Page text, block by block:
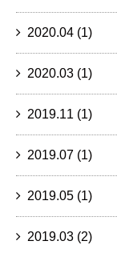
2020.04 (1)
2020.03 (1)
2019.11 (1)
2019.07 (1)
2019.05 (1)
2019.03 (2)